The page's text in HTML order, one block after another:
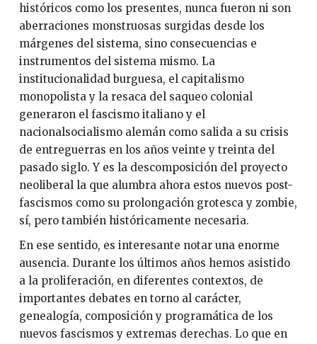
históricos como los presentes, nunca fueron ni son
aberraciones monstruosas surgidas desde los
márgenes del sistema, sino consecuencias e
instrumentos del sistema mismo. La
institucionalidad burguesa, el capitalismo
monopolista y la resaca del saqueo colonial
generaron el fascismo italiano y el
nacionalsocialismo alemán como salida a su crisis
de entreguerras en los años veinte y treinta del
pasado siglo. Y es la descomposición del proyecto
neoliberal la que alumbra ahora estos nuevos post-
fascismos como su prolongación grotesca y zombie,
sí, pero también históricamente necesaria.
En ese sentido, es interesante notar una enorme
ausencia. Durante los últimos años hemos asistido
a la proliferación, en diferentes contextos, de
importantes debates en torno al carácter,
genealogía, composición y programática de los
nuevos fascismos y extremas derechas. Lo que en